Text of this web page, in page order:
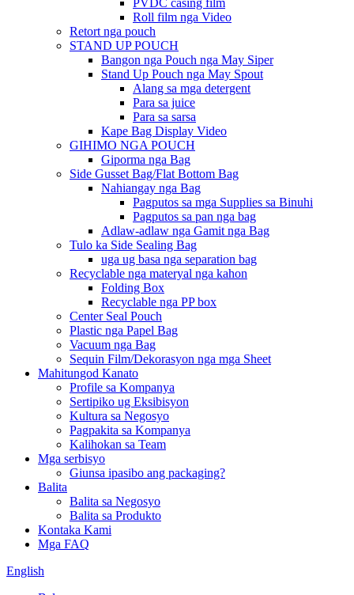
PVDC casing film
Roll film nga Video
Retort nga pouch
STAND UP POUCH
Bangon nga Pouch nga May Siper
Stand Up Pouch nga May Spout
Alang sa mga detergent
Para sa juice
Para sa sarsa
Kape Bag Display Video
GIHIMO NGA POUCH
Giporma nga Bag
Side Gusset Bag/Flat Bottom Bag
Nahiangay nga Bag
Pagputos sa mga Supplies sa Binuhi
Pagputos sa pan nga bag
Adlaw-adlaw nga Gamit nga Bag
Tulo ka Side Sealing Bag
uga ug basa nga separation bag
Recyclable nga materyal nga kahon
Folding Box
Recyclable nga PP box
Center Seal Pouch
Plastic nga Papel Bag
Vacuum nga Bag
Sequin Film/Dekorasyon nga mga Sheet
Mahitungod Kanato
Profile sa Kompanya
Sertipiko ug Eksibisyon
Kultura sa Negosyo
Pagpakita sa Kompanya
Kalihokan sa Team
Mga serbisyo
Giunsa ipasibo ang packaging?
Balita
Balita sa Negosyo
Balita sa Produkto
Kontaka Kami
Mga FAQ
English